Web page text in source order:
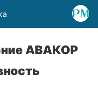
АВАКОР